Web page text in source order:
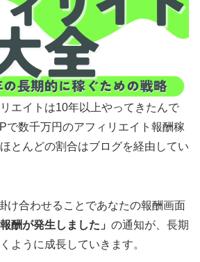
エイトは10年以上やってきたんで
で数千万円のアフィリエイト報酬稼
とんどの割合はブログを経由してい
け合わせることであなたの報酬画面
酬が発生しました」 の通知が、長期
ように成長していきます。